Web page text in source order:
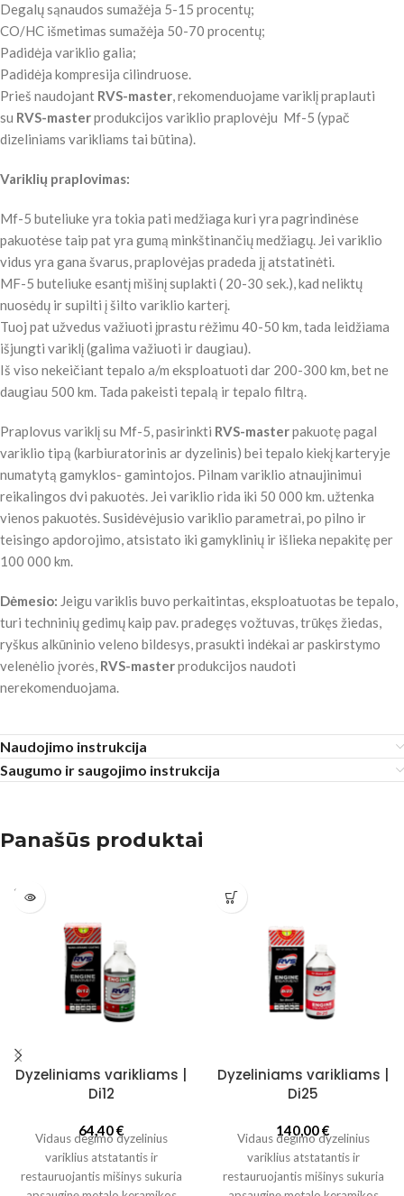
Degalų sąnaudos sumažėja 5-15 procentų;
CO/HC išmetimas sumažėja 50-70 procentų;
Padidėja variklio galia;
Padidėja kompresija cilindruose.
Prieš naudojant RVS-master, rekomenduojame variklį praplauti
su RVS-masterprodukcijos variklio praplovėju Mf-5 (ypač
dizeliniams varikliams tai būtina).
Variklių praplovimas:
Mf-5 buteliuke yra tokia pati medžiaga kuri yra pagrindinėse
pakuotėse taip pat yra gumą minkštinančių medžiagų. Jei variklio
vidus yra gana švarus, praplovėjas pradeda jį atstatinėti.
MF-5 buteliuke esantį mišinį suplakti ( 20-30 sek.), kad neliktų
nuosėdų ir supilti į šilto variklio karterį.
Tuoj pat užvedus važiuoti įprastu rėžimu 40-50 km, tada leidžiama
išjungti variklį (galima važiuoti ir daugiau).
Iš viso nekeičiant tepalo a/m eksploatuoti dar 200-300 km, bet ne
daugiau 500 km. Tada pakeisti tepalą ir tepalo filtrą.
Praplovus variklį su Mf-5, pasirinkti RVS-masterpakuotę pagal
variklio tipą (karbiuratorinis ar dyzelinis) bei tepalo kiekį karteryje
numatytą gamyklos- gamintojos. Pilnam variklio atnaujinimui
reikalingos dvi pakuotės. Jei variklio rida iki 50 000 km. užtenka
vienos pakuotės. Susidėvėjusio variklio parametrai, po pilno ir
teisingo apdorojimo, atsistato iki gamyklinių ir išlieka nepakitę per
100 000 km.
Dėmesio: Jeigu variklis buvo perkaitintas, eksploatuotas be tepalo,
turi techninių gedimų kaip pav. pradegęs vožtuvas, trūkęs žiedas,
ryškus alkūninio veleno bildesys, prasukti indėkai ar paskirstymo
velenėlio įvorės, RVS-masterprodukcijos naudoti
nerekomenduojama.
Naudojimo instrukcija
Saugumo ir saugojimo instrukcija
Panašūs produktai
SOLD
OUT
Dyzeliniams varikliams |
Di12
64,40€
Vidaus degimo dyzelinius
variklius atstatantis ir
restauruojantis mišinys sukuria
Dyzeliniams varikliams |
Di25
140,00€
Vidaus degimo dyzelinius
variklius atstatantis ir
restauruojantis mišinys sukuria